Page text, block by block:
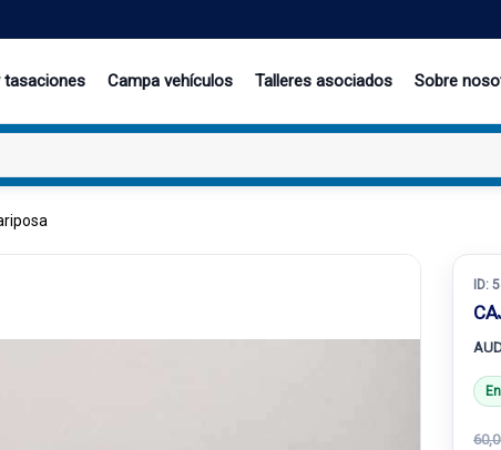
tasaciones Campa vehículos Talleres asociados Sobre
ID: